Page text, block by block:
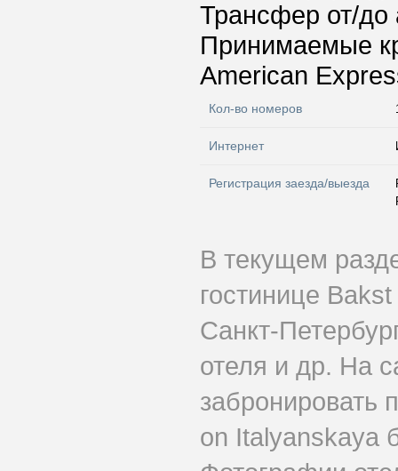
Трансфер от/до
Принимаемые
American
Кол-во номеров
Интернет
Регистрация заезда/выезда
В текущем
гостинице
Санкт-
отеля и др. На
забронировать
on Italyanskaya